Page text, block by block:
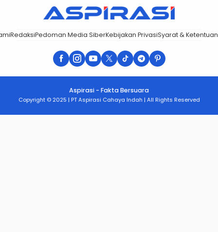
RedaksiPedoman Media SiberKebijakan PrivasiSyarat & Ketentuan
Aspirasi - Fakta Bersuara
Copyright © 2025 | PT Aspirasi Cahaya Indah | All Rights Reserved